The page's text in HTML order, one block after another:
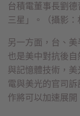
台積電董事長劉
三星」。（攝影：
另一方面，台、
也是美中對抗後
與記憶體技術，
電與美光的官司
作將可以加速展開